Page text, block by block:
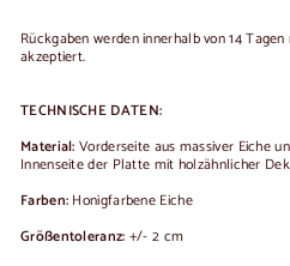
Rückgaben werden innerhalb von 14
akzeptiert.
TECHNISCHE DATEN:
Material: Vorderseite aus massiver Eiche
Innenseite der Platte mit holzähnlicher
Farben: Honigfarbene Eiche
Größentoleranz: +/- 2 cm